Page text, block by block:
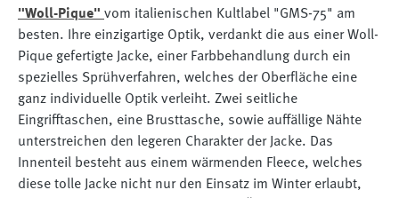
"Woll-Pique" vom italienischen Kultlabel "GMS-75" am
besten. Ihre einzigartige Optik, verdankt die aus einer Woll-
Pique gefertigte Jacke, einer Farbbehandlung durch ein
spezielles Sprühverfahren, welches der Oberfläche eine
ganz individuelle Optik verleiht. Zwei seitliche
Eingrifftaschen, eine Brusttasche, sowie auffällige Nähte
unterstreichen den legeren Charakter der Jacke. Das
Innenteil besteht aus einem wärmenden Fleece, welches
diese tolle Jacke nicht nur den Einsatz im Winter erlaubt,